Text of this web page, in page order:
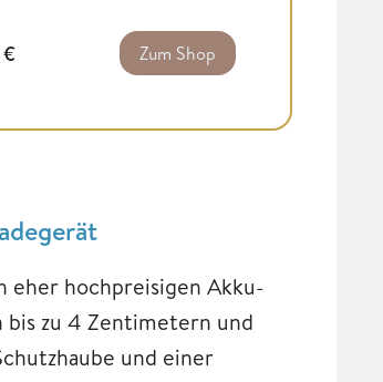
€ Zum Shop
eher hochpreisigen Akku-
zu 4 Zentimetern und
und einer